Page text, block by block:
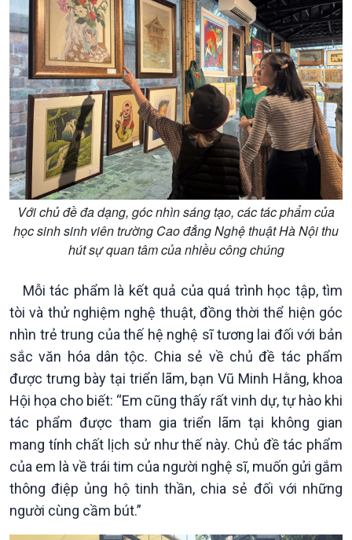
Xã hội
Tin Đời sống & Xã hội
360 độ Sức khỏe
Chuyển đổi Xanh
Tài nguyên và Môi trường
Chuyên gia của bạn
Xã hội chuyển động
Bước chân đến trường
Khoa học & Công nghệ
Tin Khoa học & Công nghệ
Kết nối công nghệ
Sống chung với biến đổi
khí hậu
Với chủ đề đa dạng, góc nhìn sáng tạo, các tác phẩm của
học sinh sinh viên trường Cao đẳng Nghệ thuật Hà Nội thu
hút sự quan tâm của nhiều công chúng
Mỗi tác phẩm là kết quả của quá trình học tập, tìm
tòi và thử nghiệm nghệ thuật, đồng thời thể hiện góc
nhìn trẻ trung của thế hệ nghệ sĩ tương lai đối với bản
sắc văn hóa dân tộc. Chia sẻ về chủ đề tác phẩm
được trưng bày tại triển lãm, bạn Vũ Minh Hằng, khoa
Hội họa cho biết: “Em cũng thấy rất vinh dự, tự hào khi
tác phẩm được tham gia triển lãm tại không gian
mang tính chất lịch sử như thế này. Chủ đề tác phẩm
của em là về trái tim của người nghệ sĩ, muốn gửi gắm
thông điệp ủng hộ tinh thần, chia sẻ đối với những
người cùng cầm bút.”